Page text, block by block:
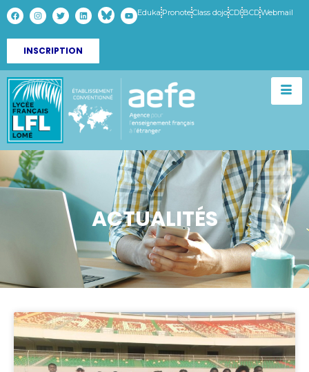
Eduka PronoteClass dojoCDI BCDWebmail
INSCRIPTION
ACTUALITÉS